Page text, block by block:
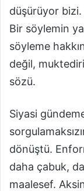
düşürüyor
Bir söylemin
söyleme
değil,
sözü.
Siyasi
dönüştü.
daha çabuk,
maalesef.